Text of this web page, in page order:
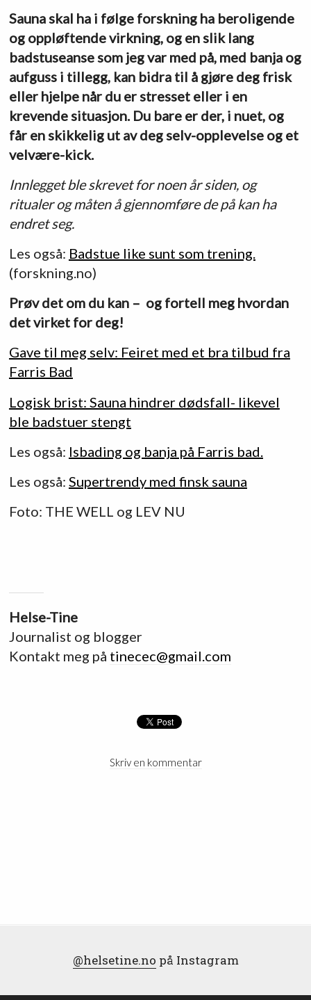
Sauna skal ha i følge forskning ha beroligende
og oppløftende virkning, og en slik lang
badstuseanse som jeg var med på, med banja og
aufguss i tillegg, kan bidra til å gjøre deg frisk
eller hjelpe når du er stresset eller i en
krevende situasjon. Du bare er der, i nuet, og
får en skikkelig ut av deg selv-opplevelse og et
velvære-kick.
Innlegget ble skrevet for noen år siden, og
ritualer og måten å gjennomføre de på kan ha
endret seg.
Les også: Badstue like sunt som trening.
(forskning.no)
Prøv det om du kan – og fortell meg hvordan
det virket for deg!
Gave til meg selv: Feiret med et bra tilbud fra
Farris Bad
Logisk brist: Sauna hindrer dødsfall- likevel
ble badstuer stengt
Les også: Isbading og banja på Farris bad.
Les også: Supertrendy med finsk sauna
Foto: THE WELL og LEV NU
Helse-Tine
Journalist og blogger
Kontakt meg på tinecec@gmail.com
Skriv en kommentar
@helsetine.no på Instagram